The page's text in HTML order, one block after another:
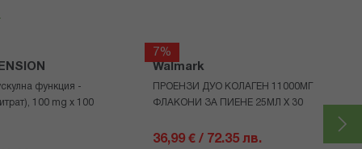
функция -
100 mg x 100
7%
Walmark
ПРОЕНЗИ ДУО КОЛАГЕН 11000МГ
ФЛАКОНИ ЗА ПИЕНЕ 25МЛ Х 30
36,99 € / 72.35 лв.